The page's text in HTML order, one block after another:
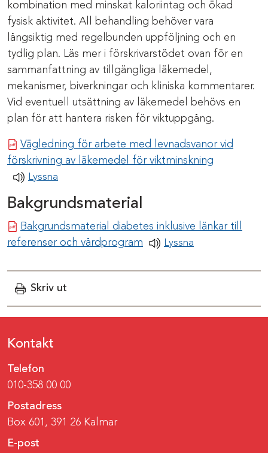
kombination med minskat kaloriintag och ökad
fysisk aktivitet. All behandling behöver vara
långsiktig med regelbunden uppföljning och en
tydlig plan. Läs mer i förskrivarstödet ovan för en
sammanfattning av tillgängliga läkemedel,
mekanismer, biverkningar och kliniska kommentarer.
Vid eventuell utsättning av läkemedel behövs en
plan för att hantera risken för viktuppgång.
Vägledning för arbete med levnadsvanor vid
förskrivning av läkemedel för viktminskning
Lyssna
Bakgrundsmaterial
Bakgrundsmaterial diabetes inklusive länkar till
referenser och vårdprogram Pdf-dokument
Lyssna
Skriv ut
Kontakt
Telefon
010-358 00 00
Postadress
Box 601, 391 26 Kalmar
E-post